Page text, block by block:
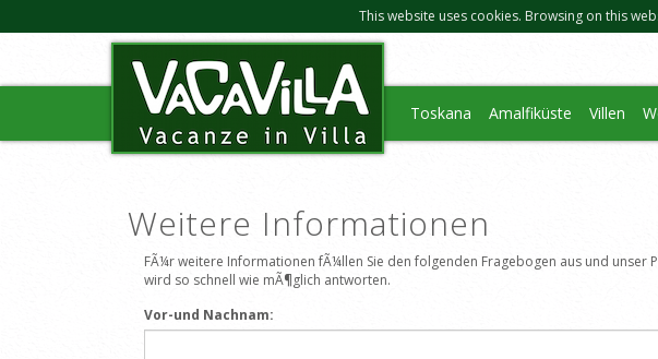
This website uses cookies. Browsing on this
Toskana Amalfiküste Villen
Weitere Informationen
FÃ¼r weitere Informationen fÃ¼llen Sie den folgenden Fragebogen aus und unser
wird so schnell wie mÃ¶glich antworten.
Vor-und Nachnam: